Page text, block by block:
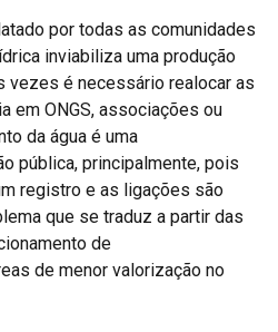
por todas as comunidades
inviabiliza uma produção
vezes é necessário realocar as
em ONGS, associações ou
da água é uma
pública, principalmente, pois
registro e as ligações são
que se traduz a partir das
de
de menor valorização no